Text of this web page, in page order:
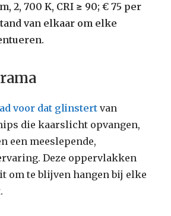
2, 700 K, CRI ≥ 90; € 75 per
van elkaar om elke
voor dat glinstert van
die kaarslicht opvangen,
een meeslepende,
Deze oppervlakken
om te blijven hangen bij elke